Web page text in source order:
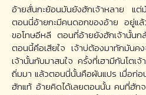
อ้ายสั่นกะย้อนมันยังฮักเจ้าหลาย แต่
ตอนนี่อ้ายกะมีคนดอกของอ้าย อยู่แ
ขอโทษอีหลี ตอนที่อ้ายยังฮักเจ้านั้นก
ตอนนี้คึอเสียใจ เจ้าบ่ต้องมาทักมันค
เจ้านั้นกับมาสนใจ ครั้งที่เฮามีกันโตเ
ถิ่มมา แล้วตอนนี่นั้นคือผันแปร เมื่อก่อ
ฮักแท้ อ้ายคิดได้เลยตอนนั้น คนที่ฮัก